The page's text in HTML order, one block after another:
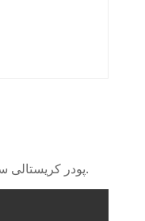
CAS 288-94-8 پودر کریستالی سفید و روشن است.